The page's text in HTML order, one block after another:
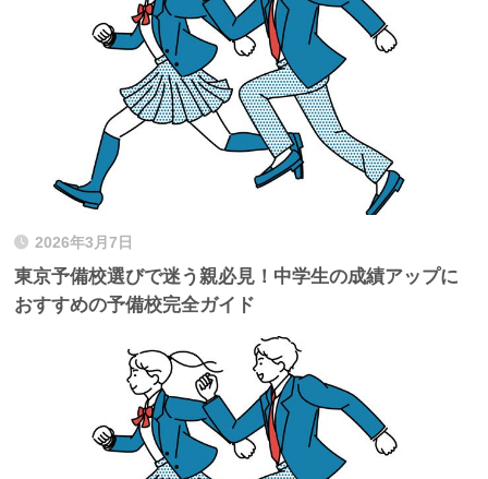
2026年3月7日
東京予備校選びで迷う親必見！中学生の成績アップに
おすすめの予備校完全ガイド